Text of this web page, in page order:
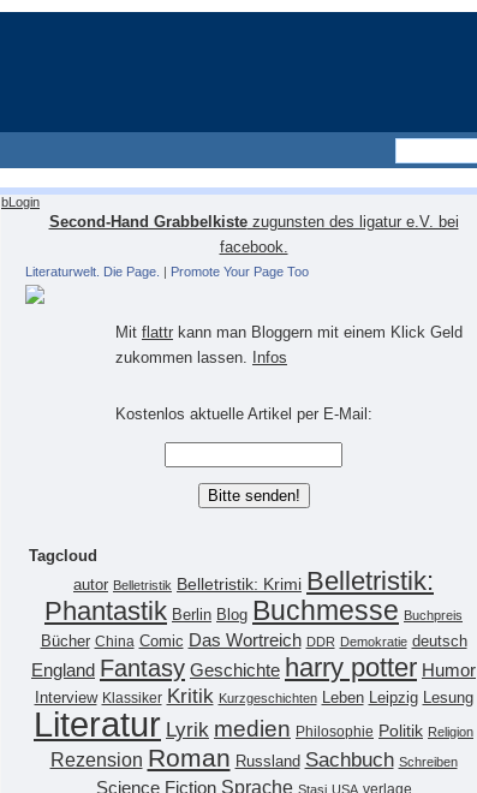
bLogin
Second-Hand Grabbelkistezugunsten des ligatur e.V. bei
facebook.
Literaturwelt. Die Page. | Promote Your Page Too
Mit flattr kann man Bloggern mit einem Klick Geld
zukommen lassen.
Infos
Kostenlos aktuelle Artikel per E-Mail:
Tagcloud
autor Belletristik Belletristik: Krimi Belletristik:
Phantastik Berlin Blog Buchmesse Buchpreis
Bücher China Comic Das Wortreich DDR Demokratie deutsch
England Fantasy Geschichte harry potter Humor
Interview Klassiker Kritik Kurzgeschichten Leben Leipzig Lesung
Literatur Lyrik medien Philosophie Politik Religion
Rezension Roman Russland Sachbuch Schreiben
Science Fiction Sprache Stasi USA verlage